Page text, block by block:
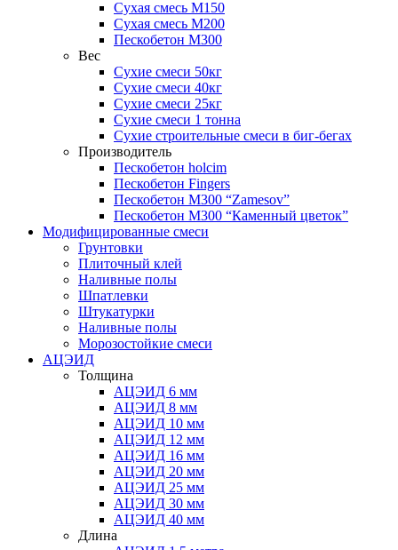
Сухая смесь М150
Сухая смесь М200
Пескобетон М300
Вес
Сухие смеси 50кг
Сухие смеси 40кг
Сухие смеси 25кг
Сухие смеси 1 тонна
Сухие строительные смеси в биг-бегах
Производитель
Пескобетон holcim
Пескобетон Fingers
Пескобетон М300 “Zamesov”
Пескобетон М300 “Каменный цветок”
Модифицированные смеси
Грунтовки
Плиточный клей
Наливные полы
Шпатлевки
Штукатурки
Наливные полы
Морозостойкие смеси
АЦЭИД
Толщина
АЦЭИД 6 мм
АЦЭИД 8 мм
АЦЭИД 10 мм
АЦЭИД 12 мм
АЦЭИД 16 мм
АЦЭИД 20 мм
АЦЭИД 25 мм
АЦЭИД 30 мм
АЦЭИД 40 мм
Длина